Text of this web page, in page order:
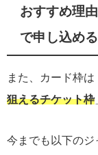
おすすめ理
で申し込める
また、カード枠は
狙えるチケット枠
今までも以下のジ